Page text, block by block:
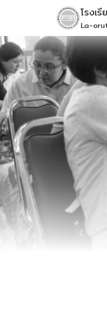
content
โรงเ
La-